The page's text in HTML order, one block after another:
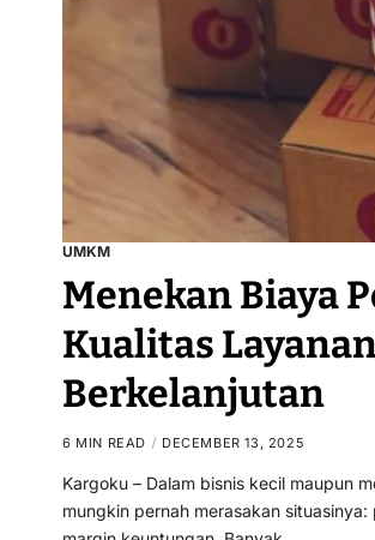
UMKM
Menekan Biaya
Kualitas
Berkelanjutan
6 MIN READ DECEMBER 13, 2025
Kargoku – Dalam bisnis kecil maupun
mungkin pernah merasakan